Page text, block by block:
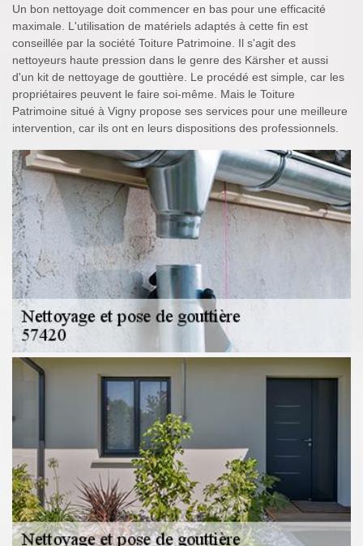
Un bon nettoyage doit commencer en bas pour une efficacité
maximale. L'utilisation de matériels adaptés à cette fin est
conseillée par la société Toiture Patrimoine. Il s'agit des
nettoyeurs haute pression dans le genre des Kärsher et aussi
d'un kit de nettoyage de gouttière. Le procédé est simple, car les
propriétaires peuvent le faire soi-même. Mais le Toiture
Patrimoine situé à Vigny propose ses services pour une meilleure
intervention, car ils ont en leurs dispositions des professionnels.